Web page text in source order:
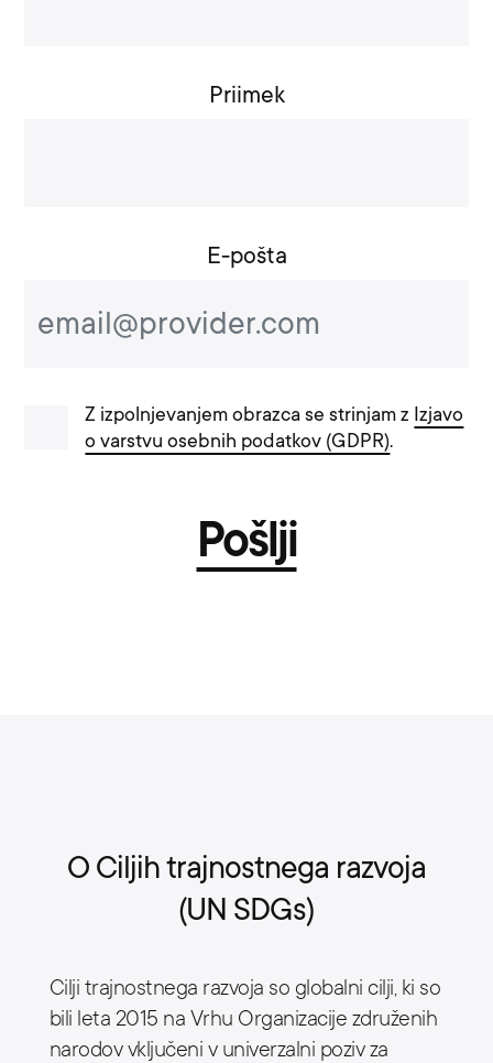
Priimek
E-pošta
Gdpr field
Z izpolnjevanjem obrazca se strinjam z Izjavo
o varstvu osebnih podatkov (GDPR).
Pošlji
O Ciljih trajnostnega razvoja
(UN SDGs)
Cilji trajnostnega razvoja so globalni cilji, ki so
bili leta 2015 na Vrhu Organizacije združenih
narodov vključeni v univerzalni poziv za